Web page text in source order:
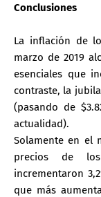
Conclusiones
La inflación de
marzo de 2019
esenciales que
contraste, la
(pasando de
actualidad).
Solamente en el
precios de
incrementaron
que más